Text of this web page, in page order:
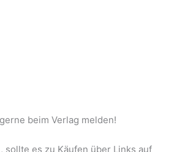
beim Verlag melden!
es zu Käufen über Links auf